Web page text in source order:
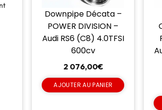
Downpipe Décata –
POWER DIVISION –
Audi RS6 (C8) 4.0TFSI
600cv
2 076,00€
AJOUTER AU PANIER